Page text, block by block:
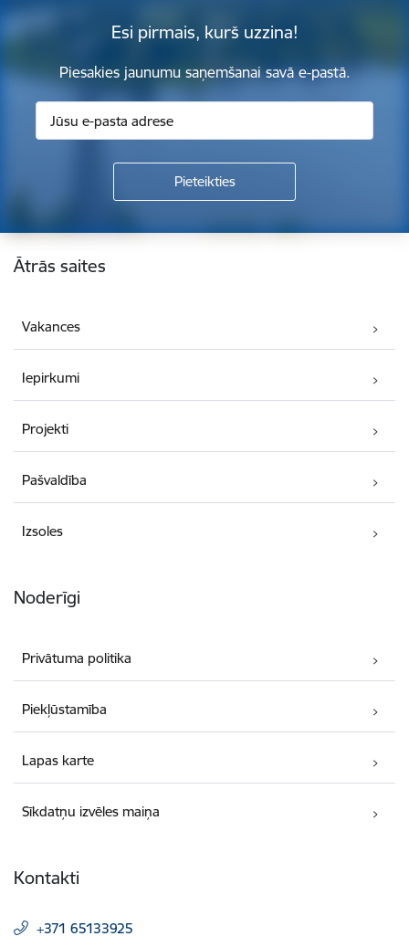
Esi pirmais, kurš uzzina!
Piesakies jaunumu saņemšanai savā e-pastā.
Kājene
Ātrās saites
Vakances
Iepirkumi
Projekti
Pašvaldība
Izsoles
Noderīgi
Privātuma politika
Piekļūstamība
Lapas karte
Sīkdatņu izvēles maiņa
Kontakti
+371 65133925